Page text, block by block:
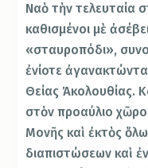
Ναὸ τὴν τελευταία
καθισμένοι μὲ
«σταυροπόδι»,
ἐνίοτε
Θείας Ἀκολουθίας.
στὸν προαύλιο
Μονῆς καὶ ἐκτὸς
διαπιστώσεων καὶ